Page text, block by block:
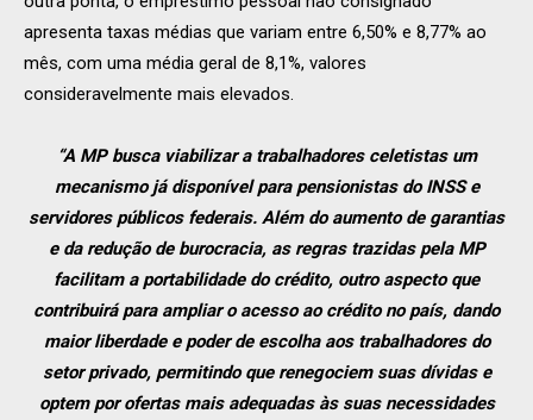
apresenta taxas médias que variam entre 6,50% e 8,77% ao
mês, com uma média geral de 8,1%, valores
consideravelmente mais elevados.
“A MP busca viabilizar a trabalhadores celetistas um
mecanismo já disponível para pensionistas do INSS e
servidores públicos federais. Além do aumento de garantias
e da redução de burocracia, as regras trazidas pela MP
facilitam a portabilidade do crédito, outro aspecto que
contribuirá para ampliar o acesso ao crédito no país, dando
maior liberdade e poder de escolha aos trabalhadores do
setor privado, permitindo que renegociem suas dívidas e
optem por ofertas mais adequadas às suas necessidades